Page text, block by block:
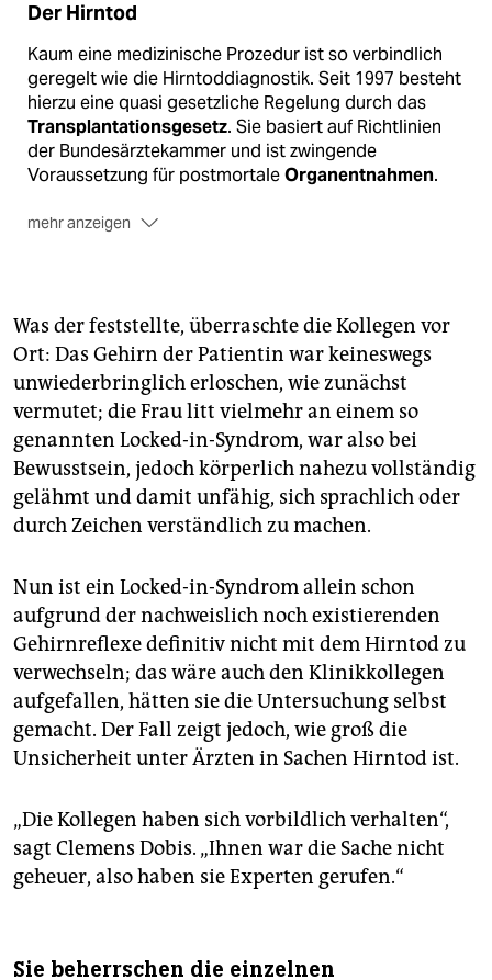
Der Hirntod
Kaum eine medizinische Prozedur ist so verbindlich
geregelt wie die Hirntoddiagnostik. Seit 1997 besteht
hierzu eine quasi gesetzliche Regelung durch das
Transplantationsgesetz. Sie basiert auf Richtlinien
der Bundesärztekammer und ist zwingende
Voraussetzung für postmortaleOrganentnahmen.
mehr anzeigen
Hirnfunktionen, muss von zwei neurologisch und
intensivmedizinisch erfahrenen Ärztenunabhängig
voneinanderfestgestellt werden. Die Ärzte dürfen
weder an einer späteren etwaigen Entnahme der
Organe noch an deren Transplantation beteiligt sein.
Die schwammige Formulierung, dass die
diagnostizierenden Ärzte lediglich „erfahren“ sein
sollen, nicht aber zwingend einen Facharzttitel in den
Disziplinen der Neurologie, Neurochirurgie,
Neuropädiatrie oder Anästhesie vorweisen müssen,
bislang ohne Konsequenzen.
Voraussetzungen für die Untersuchung sind eine
akuteprimäre oder sekundäre Hirnschädigung
sowie der Ausschluss einer anderen Ursache für einen
- eventuell nur zeitweiligen - Ausfall der
Hirnfunktionen (z.B. Vergiftung, Schock,
Unterkühlung).
Bewusstlosigkeit, Verlust der Hirnstammreflexe,
Atemstillstand. Diese Parameter repräsentieren
weltweit die anerkannten Kriterien des Hirntods. Die
Untersuchungen festgestellt werden kann, dass dies
Was der feststellte, überraschte die Kollegen vor
Ort: Das Gehirn der Patientin war keineswegs
unwiederbringlich erloschen, wie zunächst
vermutet; die Frau litt vielmehr an einem so
genannten Locked-in-Syndrom, war also bei
Bewusstsein, jedoch körperlich nahezu vollständig
gelähmt und damit unfähig, sich sprachlich oder
durch Zeichen verständlich zu machen.
Nun ist ein Locked-in-Syndrom allein schon
aufgrund der nachweislich noch existierenden
Gehirnreflexe definitiv nicht mit dem Hirntod zu
verwechseln; das wäre auch den Klinikkollegen
aufgefallen, hätten sie die Untersuchung selbst
gemacht. Der Fall zeigt jedoch, wie groß die
Unsicherheit unter Ärzten in Sachen Hirntod ist.
„Die Kollegen haben sich vorbildlich verhalten“,
sagt Clemens Dobis. „Ihnen war die Sache nicht
geheuer, also haben sie Experten gerufen.“
Sie beherrschen die einzelnen